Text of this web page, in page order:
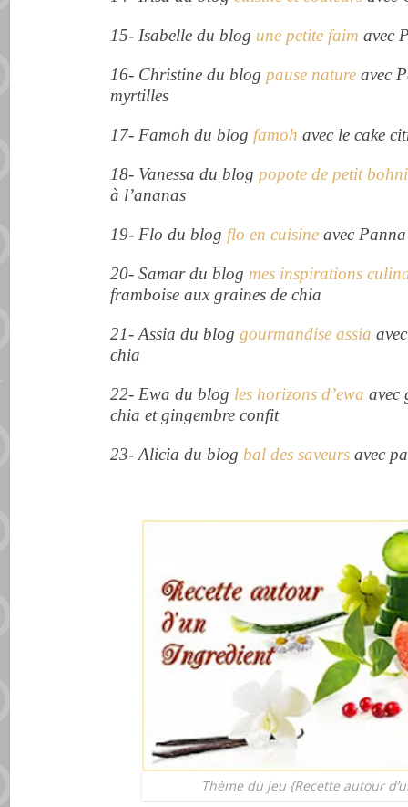
15- Isabelle du blog une petite faim avec
16- Christine du blogpause nature avec
myrtilles
17- Famoh du blog famoh avec le cake
18- Vanessa du blogpopote de petit
à l’ananas
19- Flo du blog flo en cuisine avec
20- Samar du blogmes inspirations
framboise aux graines de chia
21-Assia du bloggourmandise assia
chia
22- Ewa du blog les horizons d’ewa avec
chia et gingembre confit
23- Alicia du blogbal des saveurs avec
Thème du jeu {Recette autour